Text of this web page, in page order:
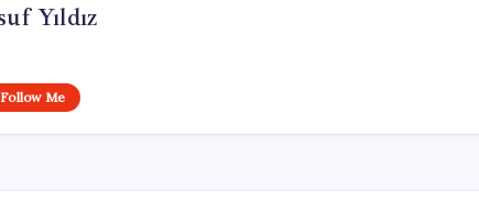
Yıldız
Follow Me